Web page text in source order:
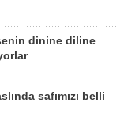
dinine diline
safımızı belli